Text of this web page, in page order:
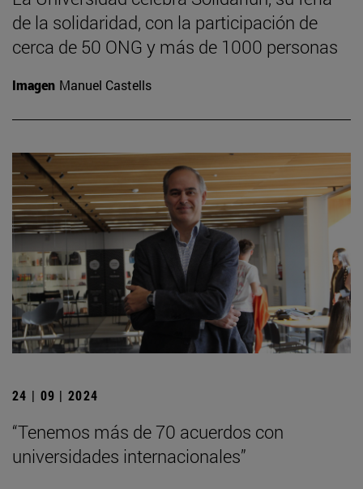
de la solidaridad, con la participación de
cerca de 50 ONG y más de 1000 personas
Imagen Manuel Castells
24 | 09 | 2024
“Tenemos más de 70 acuerdos con
universidades internacionales”